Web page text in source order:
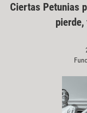
Ciertas Petunias